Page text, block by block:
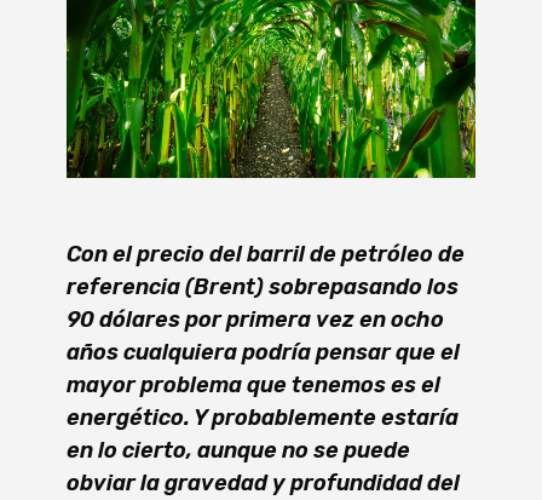
Con el precio del barril de petróleo de
referencia (Brent) sobrepasando los
90 dólares por primera vez en ocho
años cualquiera podría pensar que el
mayor problema que tenemos es el
energético. Y probablemente estaría
en lo cierto, aunque no se puede
obviar la gravedad y profundidad del